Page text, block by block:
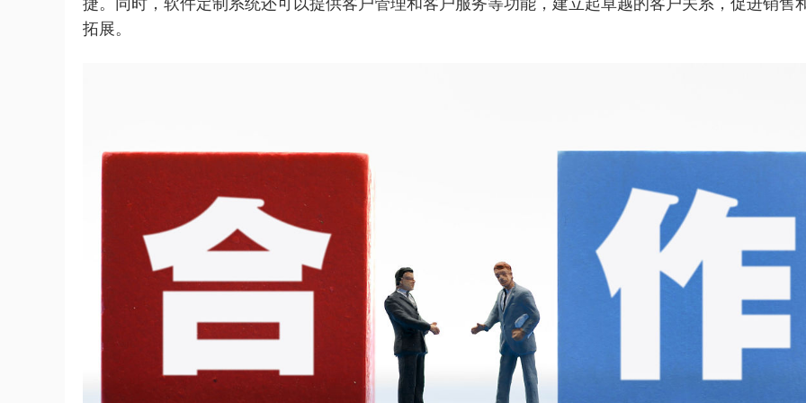
捷。同时，软件定制系统还可以提供客户管理和客户服务等功能，建立起卓越的客户关系，促进销售
拓展。